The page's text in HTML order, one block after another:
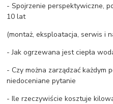
- Spojrzenie perspektywiczne,
10 lat
(montaż, eksploatacja, serwis i
- Jak ogrzewana jest ciepła
- Czy można zarządzać każdym
niedoceniane pytanie
- Ile rzeczywiście kosztuje